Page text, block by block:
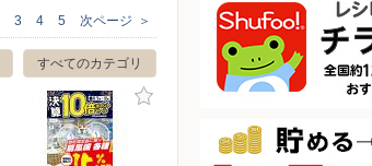
3 4 5 次ページ ＞
すべてのカテゴリ